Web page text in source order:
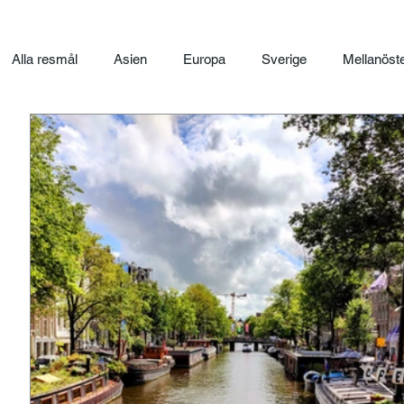
Alla resmål Asien Europa Sverige